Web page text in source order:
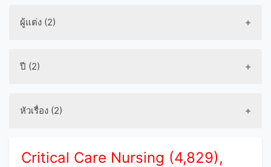
ผู้แต่ง (2)
ปี (2)
หัวเรื่อง (2)
Critical Care Nursing (4,829),